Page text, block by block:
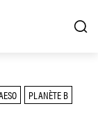
PLANÈTE B